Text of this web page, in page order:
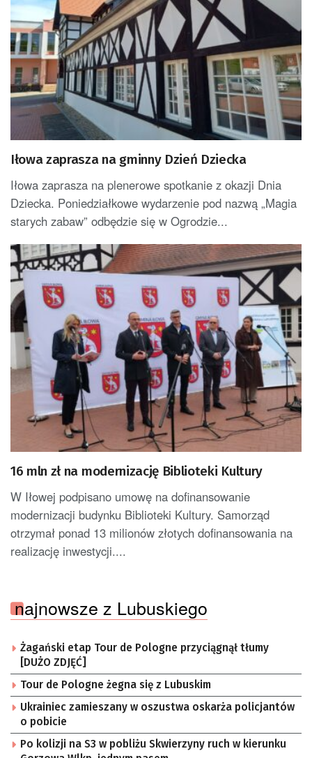
Iłowa zaprasza na gminny Dzień Dziecka
Iłowa zaprasza na plenerowe spotkanie z okazji Dnia
Dziecka. Poniedziałkowe wydarzenie pod nazwą „Magia
starych zabaw” odbędzie się w Ogrodzie...
16 mln zł na modernizację Biblioteki Kultury
W Iłowej podpisano umowę na dofinansowanie
modernizacji budynku Biblioteki Kultury. Samorząd
otrzymał ponad 13 milionów złotych dofinansowania na
realizację inwestycji....
najnowsze z Lubuskiego
Żagański etap Tour de Pologne przyciągnął tłumy
[DUŻO ZDJĘĆ]
Tour de Pologne żegna się z Lubuskim
Ukrainiec zamieszany w oszustwa oskarża policjantów
o pobicie
Po kolizji na S3 w pobliżu Skwierzyny ruch w kierunku